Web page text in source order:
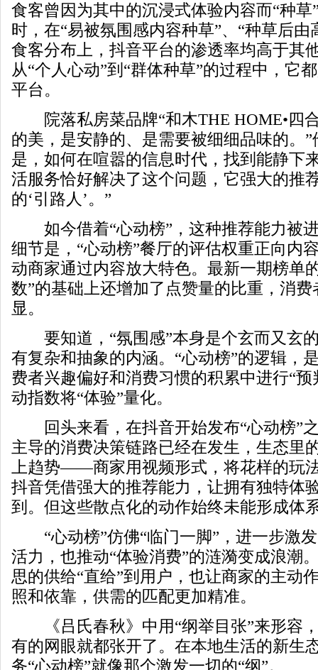
食客曾因为其中的沉浸式体验内容而“种
时，在“易被氛围感内容种草”、“种草后由
食客分布上，抖音平台的渗透率均高于其
从“个人心动”到“群体种草”的过程中，它
平台。
院落私房菜品牌“和木THE HOME•四
的美，是安静的、是需要被细细品味的。
是，如何在喧嚣的信息时代，找到能静
活服务恰好解决了这个问题，它强大的推
的‘引路人’。”
如今借着“心动榜”，这种推荐能力被
细节是，“心动榜”餐厅的评估权重正向内
动商家通过内容放大特色。最新一期榜单
数”的基础上还增加了点赞量的比重，消
显。
要知道，“氛围感”本身是个玄而又玄的
有复杂和抽象的内涵。“心动榜”的逻辑，
费者兴趣偏好和消费习惯的积累中进行“
动指数将“体验”量化。
回头来看，在抖音开始发布“心动榜”
主导的消费决策链路已经在发生，生态里
上趋势——商家用视频形式，将花样的玩
抖音凭借强大的推荐能力，让拥有独特体
到。但这些散点化的动作始终未能形成体
“心动榜”仿佛“临门一脚”，进一步激
活力，也推动“体验消费”的涟漪变成浪潮
思的供给“直给”到用户，也让商家的主动
照和依靠，供需的匹配更加精准。
《吕氏春秋》中用“纲举目张”来形容
有的网眼就都张开了。在本地生活的新生
务“心动榜”就像那个激发一切的“纲”。